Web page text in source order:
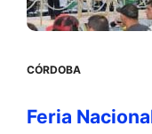
CÓRDOBA
Feria